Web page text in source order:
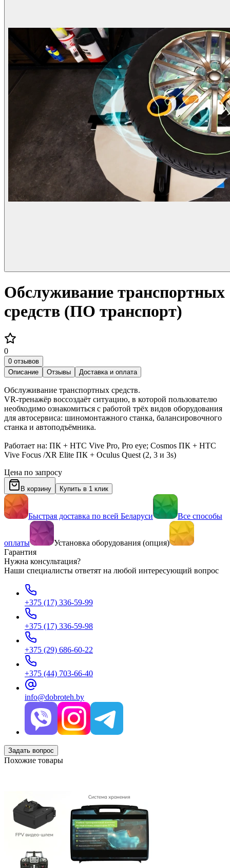
Обслуживание транспортных
средств (ПО транспорт)
0
0 отзывов
Описание
Отзывы Доставка и оплата
Обслуживание транспортных средств.
VR-тренажёр воссоздаёт ситуацию, в которой пользователю
необходимо ознакомиться с работой трёх видов оборудования
для автосервиса: шиномонтажного станка, балансировочного
станка и автоподъёмника.
Работает на: ПК + HTC Vive Pro, Pro eye; Cosmos ПК + HTC
Vive Focus /XR Elite ПК + Oculus Quest (2, 3 и 3s)
Цена по запросу
В корзину Купить в 1 клик
Быстрая доставка по всей Беларуси Все способы
оплаты
Установка оборудования (опция)
Гарантия
Нужна консультация?
Наши специалисты ответят на любой интересующий вопрос
+375 (17) 336-59-99
+375 (17) 336-59-98
+375 (29) 686-60-22
+375 (44) 703-66-40
info@dobroteh.by
Задать вопрос
Похожие товары